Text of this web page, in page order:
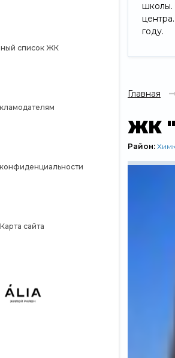
список ЖК
Карта сайта
школы.
году.
Главная
ЖК
Район: